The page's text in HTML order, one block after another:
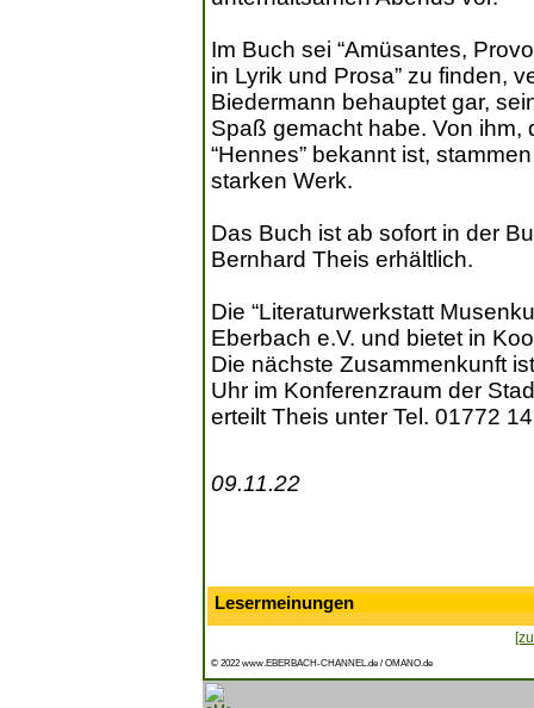
Im Buch sei “Amüsantes,
in Lyrik und Prosa” zu finden,
Biedermann behauptet gar,
Spaß gemacht habe. Von ihm,
“Hennes” bekannt ist,
starken Werk.
Das Buch ist ab sofort in der
Bernhard Theis erhältlich.
Die “Literaturwerkstatt
Eberbach e.V. und bietet in
Die nächste Zusammenkunft
Uhr im Konferenzraum der
erteilt Theis unter Tel. 01772
09.11.22
Lesermeinungen
© 2022 www.EBERBACH-CHANNEL.de / OMANO.de